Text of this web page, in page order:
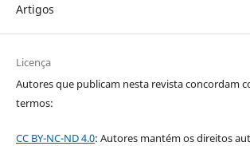
Artigos
Licença
Autores que publicam nesta revista concordam
termos:
CC BY-NC-ND 4.0: Autores mantém os direitos